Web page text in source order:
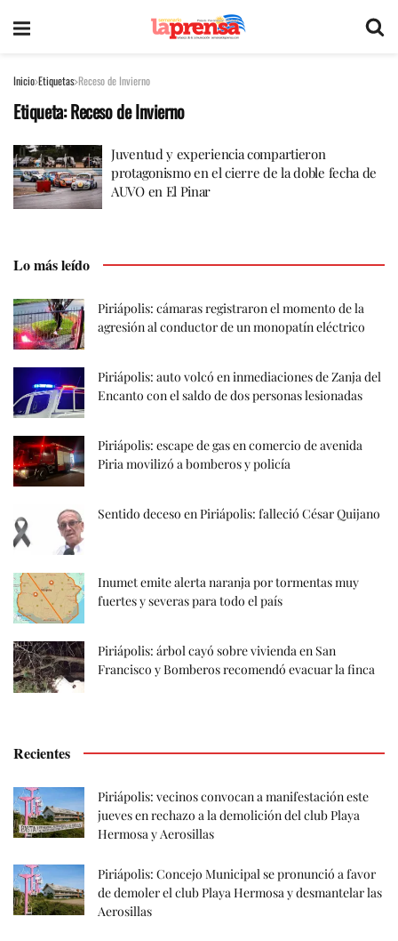
Inicio Etiquetas Receso de Invierno
Etiqueta:Receso de Invierno
Juventud y experiencia compartieron
protagonismo en el cierre de la doble fecha de
AUVO en El Pinar
Lo más leído
Piriápolis: cámaras registraron el momento de la
agresión al conductor de un monopatín eléctrico
Piriápolis: auto volcó en inmediaciones de Zanja del
Encanto con el saldo de dos personas lesionadas
Piriápolis: escape de gas en comercio de avenida
Piria movilizó a bomberos y policía
Sentido deceso en Piriápolis: falleció César Quijano
Inumet emite alerta naranja por tormentas muy
fuertes y severas para todo el país
Piriápolis: árbol cayó sobre vivienda en San
Francisco y Bomberos recomendó evacuar la finca
Recientes
Piriápolis: vecinos convocan a manifestación este
jueves en rechazo a la demolición del club Playa
Hermosa y Aerosillas
Piriápolis: Concejo Municipal se pronunció a favor
de demoler el club Playa Hermosa y desmantelar las
Aerosillas